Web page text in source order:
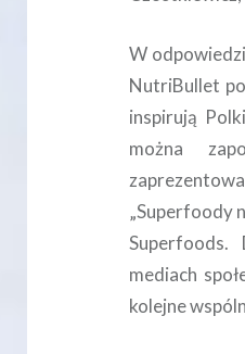
W
NutriBullet
inspirują
można
„Superfoody
mediach
kolejne